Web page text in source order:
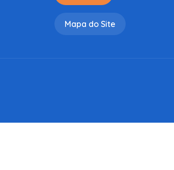
Mapa do Site